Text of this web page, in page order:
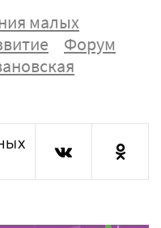
малых
Форум